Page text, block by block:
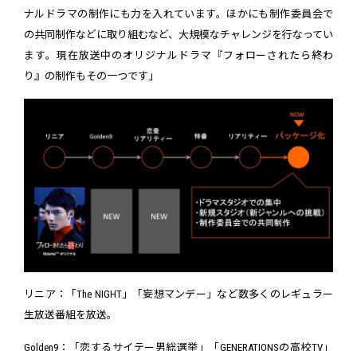
ナルドラマの制作にも力を入れています。ほかにも制作委員会で
の共同制作などに取り組むなど、大規模なチャレンジを行なってい
ます。現在放送中のオリジナルドラマ『フォローされたら終わ
り』の制作もその一つです」
リニア：「The NIGHT」「妄想マンデー」など数多くのレギュラー
生放送番組を放送。
Golden9：「恋するサイテー男総選挙」「GENERATIONSの高校TV」